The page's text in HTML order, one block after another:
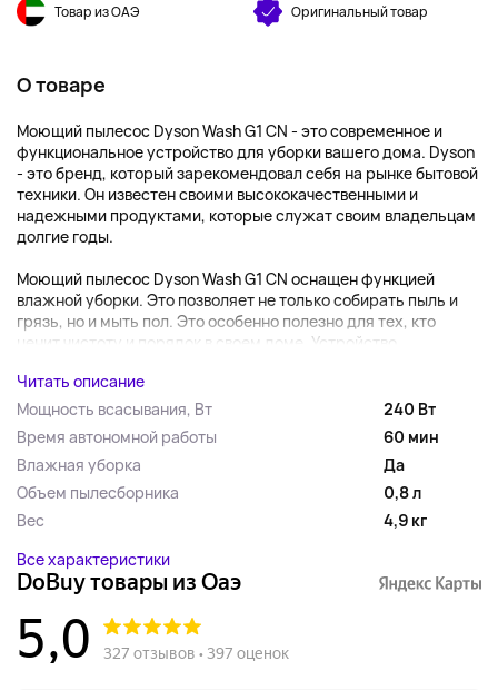
Товар из ОАЭ Оригинальный товар
О товаре
Моющий пылесос Dyson Wash G1 CN - это современное и
функциональное устройство для уборки вашего дома. Dyson
- это бренд, который зарекомендовал себя на рынке бытовой
техники. Он известен своими высококачественными и
надежными продуктами, которые служат своим владельцам
долгие годы.
Моющий пылесос Dyson Wash G1 CN оснащен функцией
влажной уборки. Это позволяет не только собирать пыль и
грязь, но и мыть пол. Это особенно полезно для тех, кто
ценит чистоту и порядок в своем доме. Устройство...
Читать описание
Мощность всасывания, Вт
240 Вт
Время автономной работы
60 мин
Влажная уборка
Да
Объем пылесборника
0,8 л
Вес
4,9 кг
Все характеристики